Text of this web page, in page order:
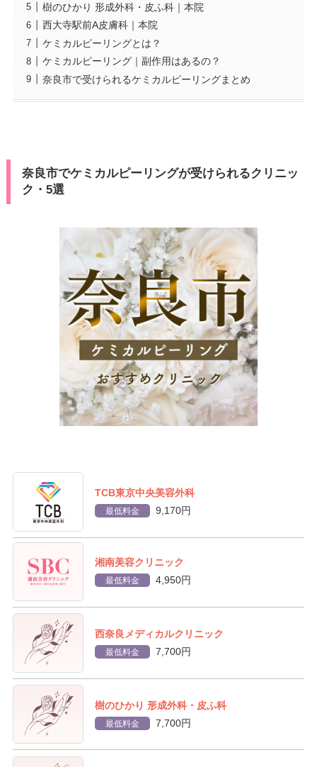
樹のひかり 形成外科・皮ふ科｜本院
西大寺駅前A皮膚科｜本院
ケミカルピーリングとは？
ケミカルピーリング｜副作用はあるの？
奈良市で受けられるケミカルピーリングまとめ
奈良市でケミカルピーリングが受けられるクリニッ
ク・5選
TCB東京中央美容外科
最低料金 9,170円
湘南美容クリニック
最低料金 4,950円
西奈良メディカルクリニック
最低料金 7,700円
樹のひかり 形成外科・皮ふ科
最低料金 7,700円